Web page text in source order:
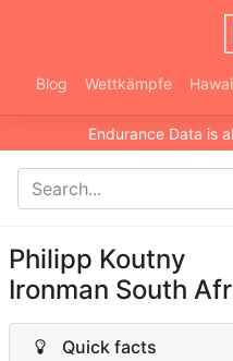
Blog Wettkämpfe
Endurance Data is
Philipp Koutny
Ironman South
Quick facts